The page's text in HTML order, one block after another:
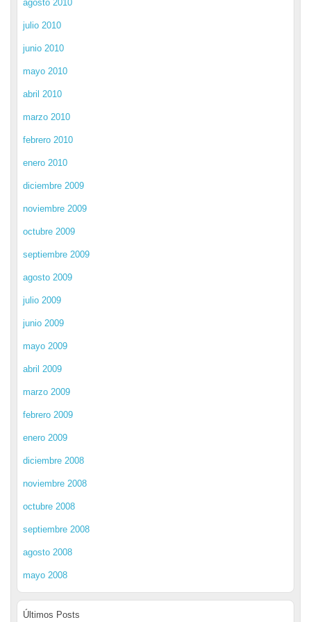
agosto 2010
julio 2010
junio 2010
mayo 2010
abril 2010
marzo 2010
febrero 2010
enero 2010
diciembre 2009
noviembre 2009
octubre 2009
septiembre 2009
agosto 2009
julio 2009
junio 2009
mayo 2009
abril 2009
marzo 2009
febrero 2009
enero 2009
diciembre 2008
noviembre 2008
octubre 2008
septiembre 2008
agosto 2008
mayo 2008
Últimos Posts